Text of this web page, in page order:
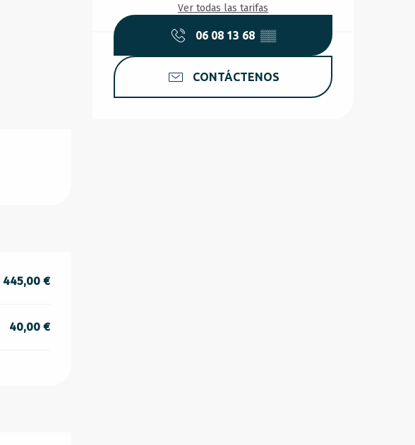
Ver todas las tarifas
06 08 13 68 ▒▒
CONTÁCTENOS
445,00 €
40,00 €